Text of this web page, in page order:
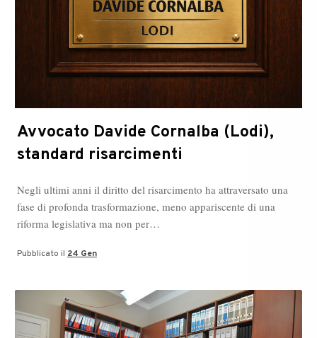
Avvocato Davide Cornalba (Lodi),
standard risarcimenti
Negli ultimi anni il diritto del risarcimento ha attraversato una
fase di profonda trasformazione, meno appariscente di una
riforma legislativa ma non per…
Pubblicato il 24 Gen